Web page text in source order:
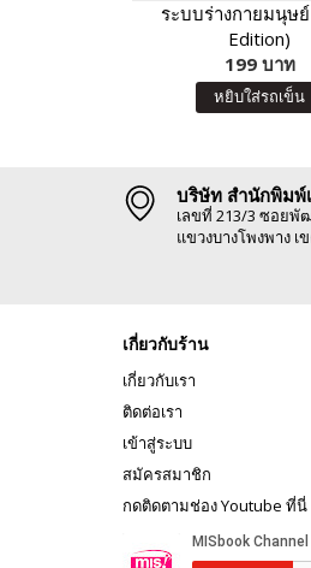
ระบบร่างกายมนุษ
Edition)
199 บาท
หยิบใส่รถเข็น
บริษัท สำนักพิมพ์
เลขที่ 213/3 ซอยพั
แขวงบางโพงพาง เ
เกี่ยวกับร้าน
เกี่ยวกับเรา
ติดต่อเรา
เข้าสู่ระบบ
สมัครสมาชิก
กดติดตามช่อง Youtube ที่นี่